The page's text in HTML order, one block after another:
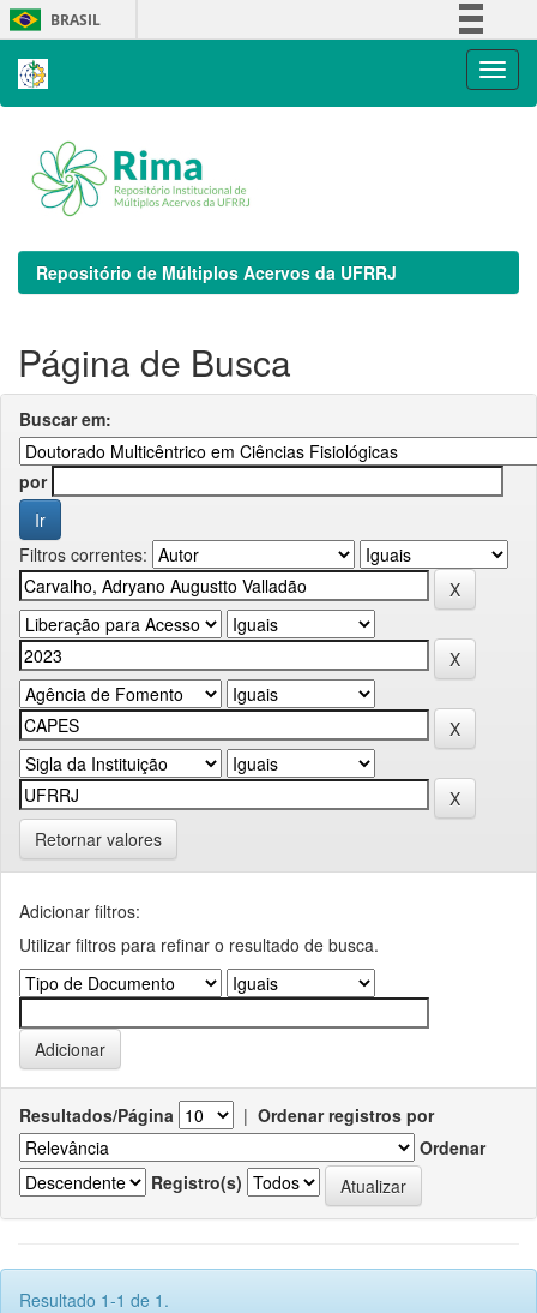
Skip
navigation
BRASIL
Repositório de Múltiplos Acervos da UFRRJ
Página de Busca
Buscar em:
por
Filtros correntes:
Retornar valores
Adicionar filtros:
Utilizar filtros para refinar o resultado de busca.
Resultados/Página | Ordenar registros por
Ordenar
Registro(s)
Resultado 1-1 de 1.